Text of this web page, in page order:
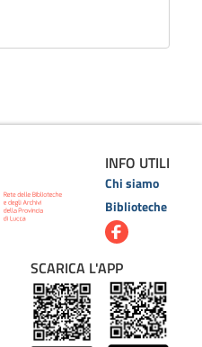
INFO UTILI
Chi siamo
Biblioteche
SCARICA L'APP